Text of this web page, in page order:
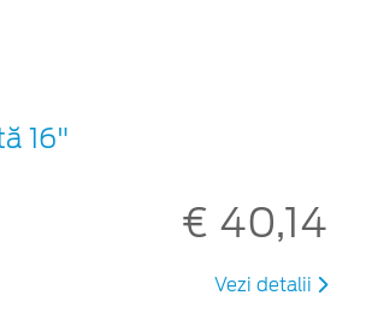
16"
€ 40,14
Vezi detalii